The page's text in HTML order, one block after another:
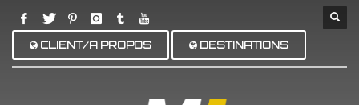
CLIENT/A PROPOS DESTINATIONS